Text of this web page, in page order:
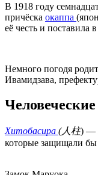
В 1918 году
причёска окаппа
её честь и поставила
Немного погодя
Ивамидзава,
Хитобасира (人柱) —
которые защищали бы